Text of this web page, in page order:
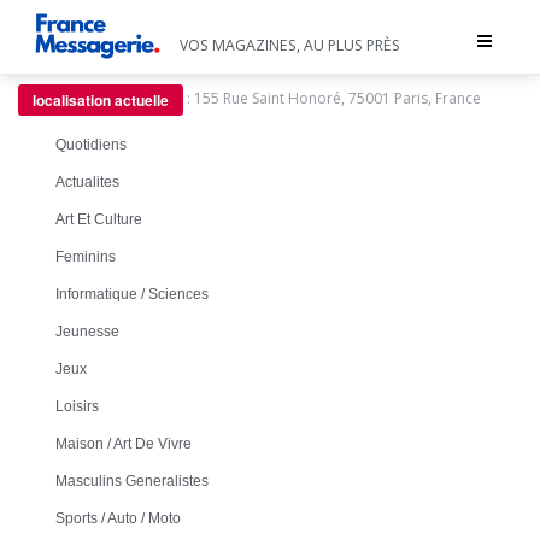
Toggle
VOS MAGAZINES, AU PLUS PRÈS
localisation actuelle : 155 Rue Saint Honoré, 75001 Paris, France
Quotidiens
Actualites
Art Et Culture
Feminins
Informatique / Sciences
Jeunesse
Jeux
Loisirs
Maison / Art De Vivre
Masculins Generalistes
Sports / Auto / Moto